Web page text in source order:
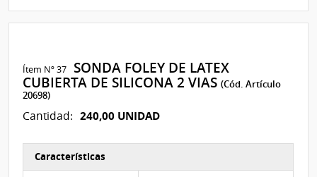
Ítem Nº 37
SONDA FOLEY DE LATEX
CUBIERTA DE SILICONA 2 VIAS(Cód. Artículo
20698)
Cantidad: 240,00 UNIDAD
Características